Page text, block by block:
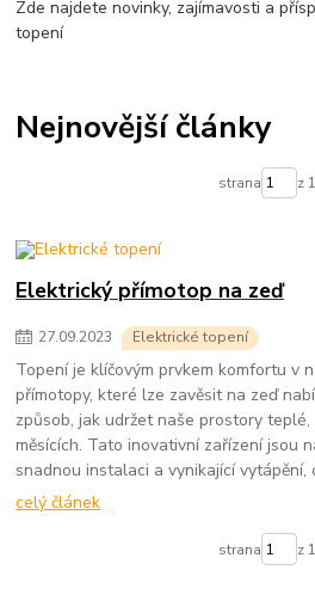
Zde najdete novinky, zajímavosti a
topení
Nejnovější články
strana z 1
Elektrický přímotop na zeď
27.09.2023 Elektrické topení
Topení je klíčovým prvkem komfortu v
přímotopy, které lze zavěsit na zeď
způsob, jak udržet naše prostory
měsících. Tato inovativní zařízení jsou
snadnou instalaci a vynikající vytápění,
celý článek
strana z 1